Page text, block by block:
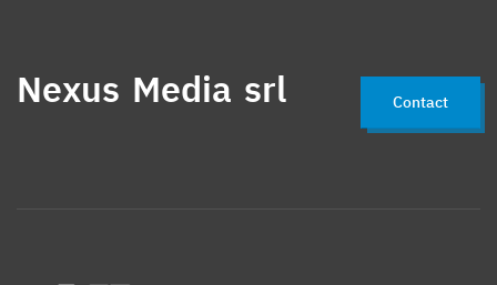
Nexus Media srl Contact